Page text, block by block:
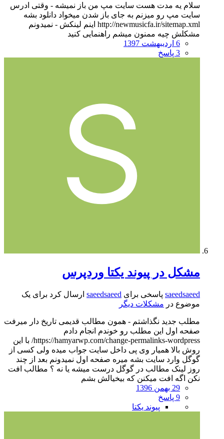
سلام یه مدت هست سایت مپ من باز نمیشه - وقتی ادرس
سایت مپ رو میزنم به جای باز شدن میخواد دانلود بشه
http://newmusicfa.ir/sitemap.xml اینم لینکش - نمیدونم
مشکلش چیه ممنون میشم راهنمایی کنید
6 اردیبهشت 1397
3 پاسخ
مشکل در پیوند یکتا وردپرس
saeedsaeed پاسخی برای saeedsaeed ارسال کرد برای یک
موضوع در مشکلات دیگر
مطلب جدید نگذاشتم - همون مطالب قدیمی تاریخ دار میرفت
صفحه اول این مطلب رو خوندم انجام دادم
https://hamyarwp.com/change-permalinks-wordpress/ با این
روش بالا همیار وی پی داخل سایت جواب میده ولی کسی از
گوگل وارد سایت بشه میره صفحه اول نمیدونم بعد از چند
روز لینک مطالب در گوگل درست میشه یا نه ؟ مطالب افت
نکن اگه افت میکنن که بیخیالش بشم
29 بهمن 1396
9 پاسخ
پیوند یکتا